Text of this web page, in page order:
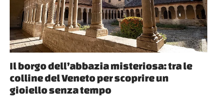
Il borgo dell’abbazia misteriosa: tra le
colline del Veneto per scoprire un
gioiello senza tempo